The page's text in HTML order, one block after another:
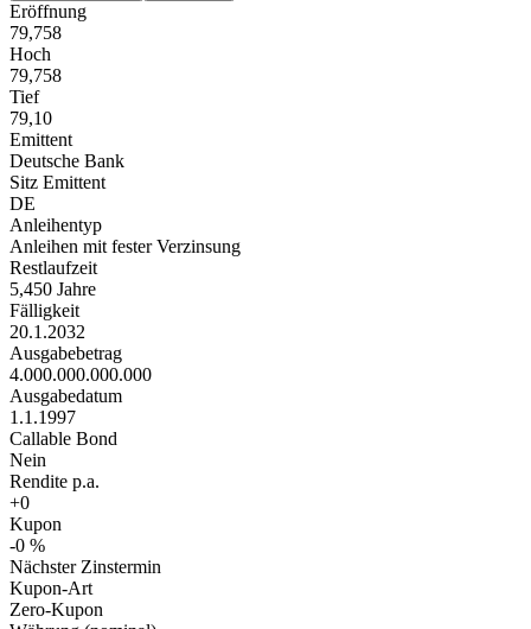
Eröffnung
79,758
Hoch
79,758
Tief
79,10
Emittent
Deutsche Bank
Sitz Emittent
DE
Anleihentyp
Anleihen mit fester Verzinsung
Restlaufzeit
5,450 Jahre
Fälligkeit
20.1.2032
Ausgabebetrag
4.000.000.000.000
Ausgabedatum
1.1.1997
Callable Bond
Nein
Rendite p.a.
+0
Kupon
-0 %
Nächster Zinstermin
Kupon-Art
Zero-Kupon